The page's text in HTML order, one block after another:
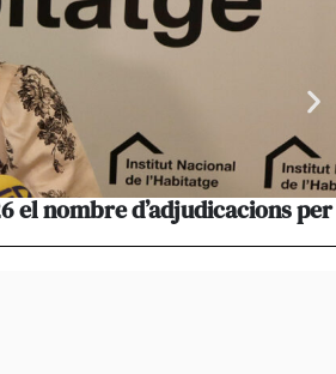
el nombre d’adjudicacions per